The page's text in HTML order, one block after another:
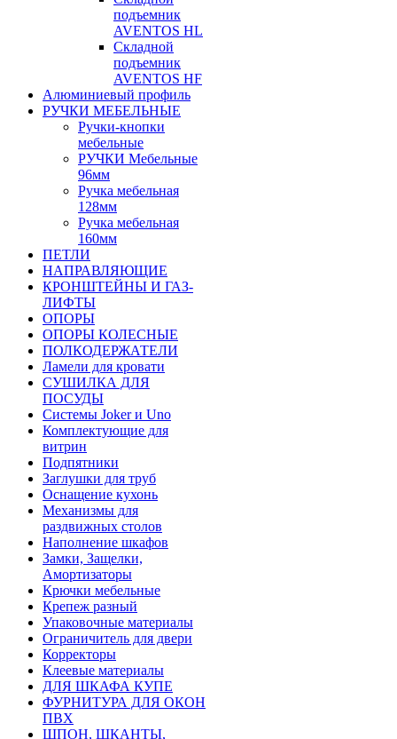
подъемник
AVENTOS HL
Складной
подъемник
AVENTOS HF
Алюминиевый профиль
РУЧКИ МЕБЕЛЬНЫЕ
Ручки-кнопки
мебельные
РУЧКИ Мебельные
96мм
Ручка мебельная
128мм
Ручка мебельная
160мм
ПЕТЛИ
НАПРАВЛЯЮЩИЕ
КРОНШТЕЙНЫ И ГАЗ-
ЛИФТЫ
ОПОРЫ
ОПОРЫ КОЛЕСНЫЕ
ПОЛКОДЕРЖАТЕЛИ
Ламели для кровати
СУШИЛКА ДЛЯ
ПОСУДЫ
Системы Joker и Uno
Комплектующие для
витрин
Подпятники
Заглушки для труб
Оснащение кухонь
Механизмы для
раздвижных столов
Наполнение шкафов
Замки, Защелки,
Амортизаторы
Крючки мебельные
Крепеж разный
Упаковочные материалы
Ограничитель для двери
Корректоры
Клеевые материалы
ДЛЯ ШКАФА КУПЕ
ФУРНИТУРА ДЛЯ ОКОН
ПВХ
ШПОН, ШКАНТЫ,